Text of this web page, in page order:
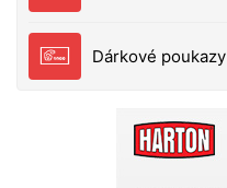
Dárkové poukazy